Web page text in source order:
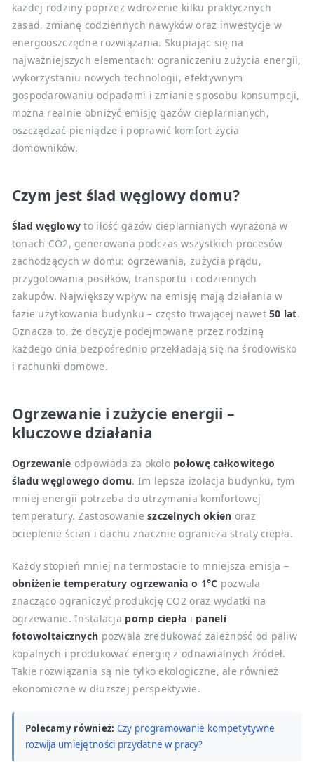
każdej rodziny poprzez wdrożenie kilku praktycznych
zasad, zmianę codziennych nawyków oraz inwestycje w
energooszczędne rozwiązania. Skupiając się na
najważniejszych elementach: ograniczeniu zużycia energii,
wykorzystaniu nowych technologii, efektywnym
gospodarowaniu odpadami i zmianie sposobu konsumpcji,
można realnie obniżyć emisję gazów cieplarnianych,
oszczędzać pieniądze i poprawić komfort życia
domowników.
Czym jest ślad węglowy domu?
Ślad węglowy to ilość gazów cieplarnianych wyrażona w
tonach CO2, generowana podczas wszystkich procesów
zachodzących w domu: ogrzewania, zużycia prądu,
przygotowania posiłków, transportu i codziennych
zakupów. Największy wpływ na emisję mają działania w
fazie użytkowania budynku – często trwającej nawet50 lat.
Oznacza to, że decyzje podejmowane przez rodzinę
każdego dnia bezpośrednio przekładają się na środowisko
i rachunki domowe.
Ogrzewanie i zużycie energii –
kluczowe działania
Ogrzewanie odpowiada za około połowę całkowitego
śladu węglowego domu. Im lepsza izolacja budynku, tym
mniej energii potrzeba do utrzymania komfortowej
temperatury. Zastosowanieszczelnych okien oraz
ocieplenie ścian i dachu znacznie ogranicza straty ciepła.
Każdy stopień mniej na termostacie to mniejsza emisja –
obniżenie temperatury ogrzewania o 1°C pozwala
znacząco ograniczyć produkcję CO2 oraz wydatki na
ogrzewanie. Instalacja pomp ciepła i paneli
fotowoltaicznych pozwala zredukować zależność od paliw
kopalnych i produkować energię z odnawialnych źródeł.
Takie rozwiązania są nie tylko ekologiczne, ale również
ekonomiczne w dłuższej perspektywie.
Polecamy również: Czy programowanie kompetytywne
rozwija umiejętności przydatne w pracy?